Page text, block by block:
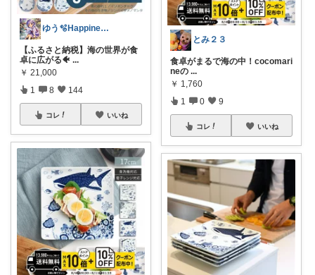
ゆう🫧Happiness room🍏
【ふるさと納税】海の世界が食
卓に広がる🐠 ...
￥ 21,000
1 8 144
コレ いいね
とみ２３
食卓がまるで海の中！cocomari
neの ...
￥ 1,760
1 0 9
コレ いいね